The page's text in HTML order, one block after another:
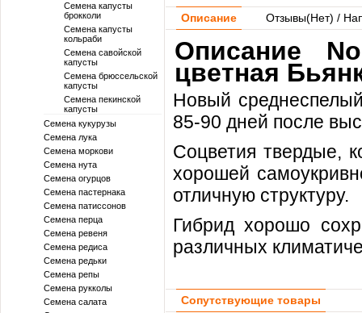
Семена капусты
брокколи
Семена капусты
кольраби
Семена савойской
капусты
Семена брюссельской
капусты
Семена пекинской
капусты
Семена кукурузы
Семена лука
Семена моркови
Семена нута
Семена огурцов
Семена пастернака
Семена патиссонов
Семена перца
Семена ревеня
Семена редиса
Семена редьки
Семена репы
Семена рукколы
Семена салата
Описание Отзывы(Нет) /
Описание
цветная
Новый
85-90 дней после
Соцветия твердые,
хорошей
отличную структуру.
Гибрид хорошо
различных
Сопутствующие товары